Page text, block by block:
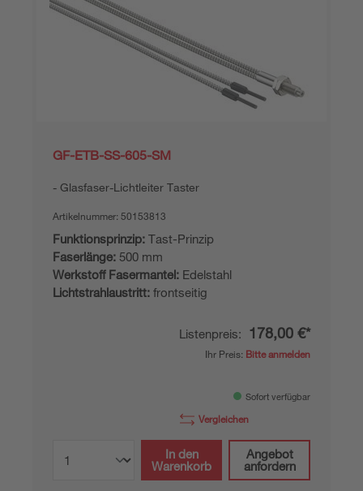
GF-ETB-SS-605-SM
Glasfaser-Lichtleiter Taster
Artikelnummer: 50153813
Funktionsprinzip: Tast-Prinzip
Faserlänge: 500 mm
Werkstoff Fasermantel: Edelstahl
Lichtstrahlaustritt: frontseitig
Listenpreis: 178,00 €*
Ihr Preis: Bitte anmelden
Sofort verfügbar
Vergleichen
In den
Warenkorb
Angebot
anfordern